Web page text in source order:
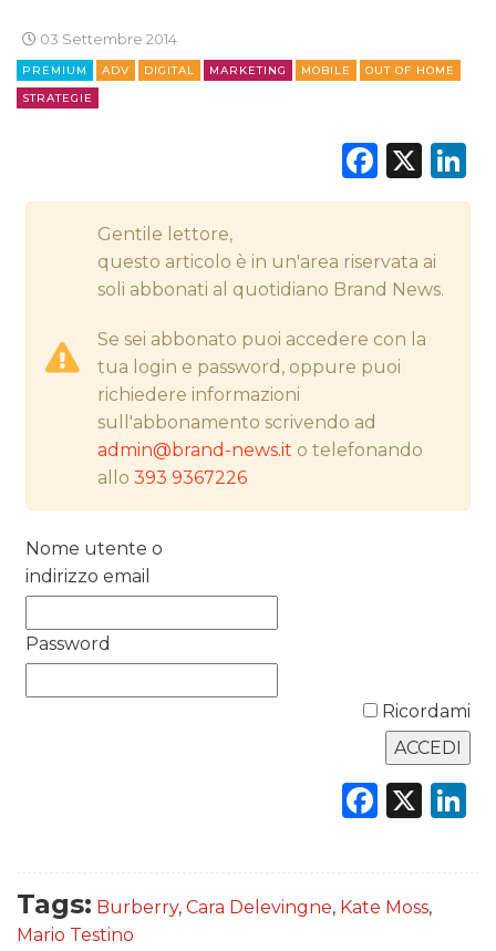
DIGITALE
EDITORIA
RICERCHE
PREVISIONI/SCENARI
NORMATIVE
TREND
CASE HISTORY
03 Settembre 2014
PREMIUM ADV DIGITAL MARKETING MOBILE
OUT OF HOME
STRATEGIE
X
Gentile lettore,
questo articolo è in un'area riservata ai
soli abbonati al quotidiano Brand News.
Se sei abbonato puoi accedere con la
tua login e password, oppure puoi
richiedere informazioni
sull'abbonamento scrivendo ad
admin@brand-news.it o telefonando
allo393 9367226
Nome utente o
indirizzo email
Password
Ricordami
X
Tags: Burberry, Cara Delevingne, Kate Moss,
Mario Testino